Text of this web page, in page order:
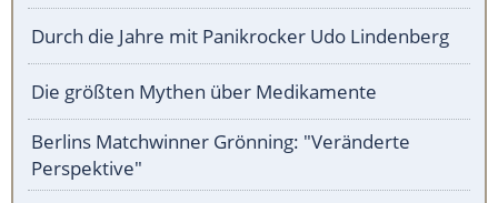
Durch die Jahre mit Panikrocker Udo Lindenberg
Die größten Mythen über Medikamente
Berlins Matchwinner Grönning: "Veränderte
Perspektive"